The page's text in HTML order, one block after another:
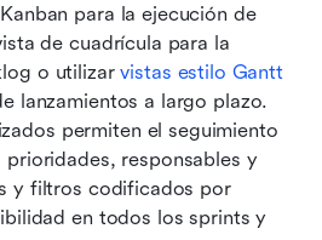
para la ejecución de
de cuadrícula para la
o utilizar vistas estilo Gantt
lanzamientos a largo plazo.
permiten el seguimiento
responsables y
y filtros codificados por
en todos los sprints y